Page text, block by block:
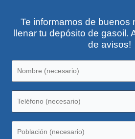
Te informamos de buenos
llenar tu depósito de gasoil.
de avisos!